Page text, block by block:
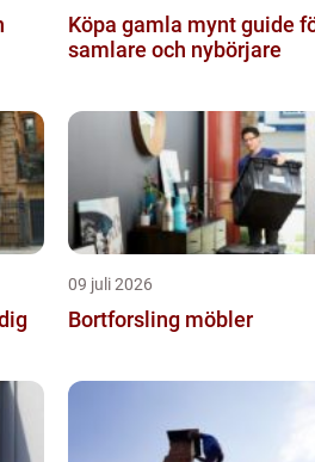
Köpa gamla mynt guide för
samlare och nybörjare
09 juli 2026
Bortforsling möbler